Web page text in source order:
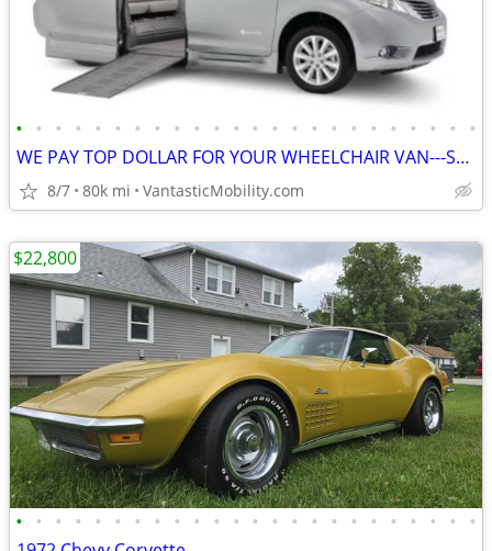
• • • • • • • • • • • • • • • • • • • • • • • •
WE PAY TOP DOLLAR FOR YOUR WHEELCHAIR VAN---SELL US YOUR VAN!!
8/7 80k mi VantasticMobility.com
• • • • • • • • • • • • • • • • • • • • • • • •
$22,800